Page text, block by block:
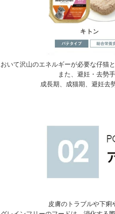
いて沢山のエネルギーが必要な仔猫
また、避妊・去勢
成長期、成猫期、避妊去
皮膚のトラブルや下痢